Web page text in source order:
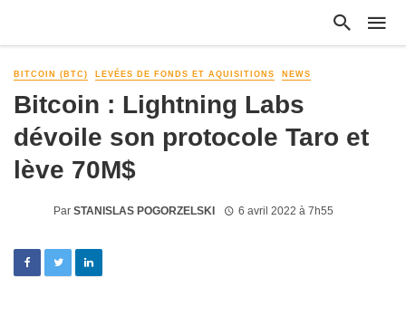
BITCOIN (BTC) LEVÉES DE FONDS ET AQUISITIONS NEWS
Bitcoin : Lightning Labs
dévoile son protocole Taro et
lève 70M$
Par STANISLAS POGORZELSKI 6 avril 2022 à 7h55